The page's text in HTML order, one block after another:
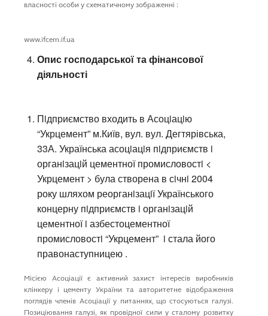
власності особи у схематичному зображенні :
www.ifcem.if.ua
Опис господарської та фінансової
діяльності
Пiдприємство входить в Асоцiацiю
“Укрцемент” м.Київ, вул. вул. Дегтярівська,
33А. Українська асоцiацiя пiдприємств i
органiзацiй цементної промисловостi <
Укрцемент > була створена в сiчнi 2004
року шляхом реорганiзацiї Українського
концерну пiдприємств i органiзацiй
цементної i азбестоцементної
промисловостi “Укрцемент” i стала його
правонаступницею .
Мiсiєю Асоцiацiї є активний захист iнтересiв виробникiв
клiнкеру i цементу України та авторитетне вiдображення
поглядiв членiв Асоцiацiї у питаннях, що стосуються галузi.
Позицiювання галузi, як провiдної сили у сталому розвитку